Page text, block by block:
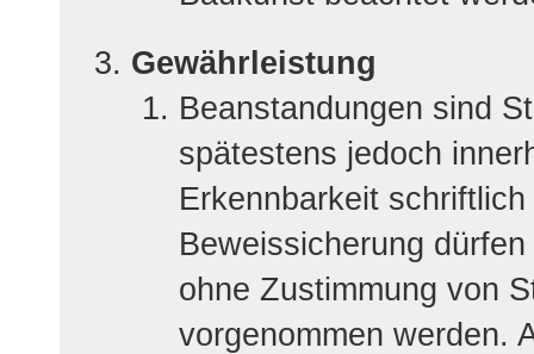
Gewährleistung
Beanstandungen sind
spätestens jedoch
Erkennbarkeit
Beweissicherung
ohne Zustimmung von
vorgenommen werden.